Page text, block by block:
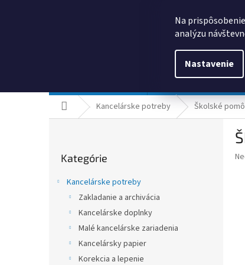
Na
analýzu
Nastavenie
DomovKancelárske potreby Školské
kategórie
Kategórie
Kancelárske potreby
Zakladanie a archivácia
Kancelárske doplnky
Malé kancelárske zariadenia
Kancelársky papier
Korekcia a lepenie